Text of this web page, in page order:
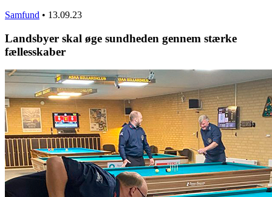
Samfund • 13.09.23
Landsbyer skal øge sundheden gennem stærke
fællesskaber